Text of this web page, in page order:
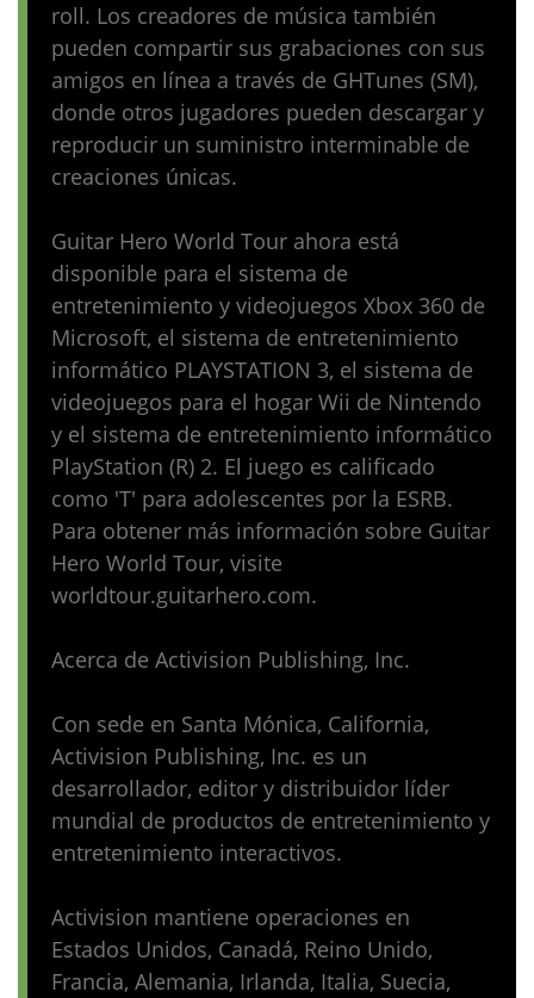
roll. Los creadores de música también
pueden compartir sus grabaciones con sus
amigos en línea a través de GHTunes (SM),
donde otros jugadores pueden descargar y
reproducir un suministro interminable de
creaciones únicas.
Guitar Hero World Tour ahora está
disponible para el sistema de
entretenimiento y videojuegos Xbox 360 de
Microsoft, el sistema de entretenimiento
informático PLAYSTATION 3, el sistema de
videojuegos para el hogar Wii de Nintendo
y el sistema de entretenimiento informático
PlayStation (R) 2. El juego es calificado
como 'T' para adolescentes por la ESRB.
Para obtener más información sobre Guitar
Hero World Tour, visite
worldtour.guitarhero.com.
Acerca de Activision Publishing, Inc.
Con sede en Santa Mónica, California,
Activision Publishing, Inc. es un
desarrollador, editor y distribuidor líder
mundial de productos de entretenimiento y
entretenimiento interactivos.
Activision mantiene operaciones en
Estados Unidos, Canadá, Reino Unido,
Francia, Alemania, Irlanda, Italia, Suecia,